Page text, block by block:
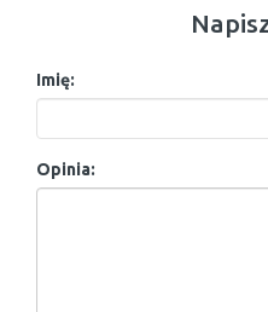
Imię:
Opinia: